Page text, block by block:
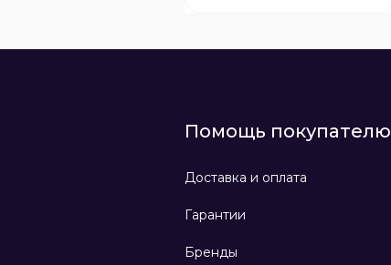
Помощь покупателю
Доставка и оплата
Гарантии
Бренды